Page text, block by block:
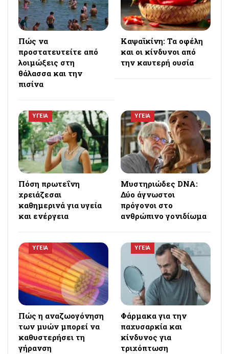
Πώς να
προστατευτείτε από
λοιμώξεις στη
θάλασσα και την
πισίνα
Καψαϊκίνη: Τα οφέλη
και οι κίνδυνοι από
την καυτερή ουσία
ΥΓΕΙΑ
Πόση πρωτεΐνη
χρειάζεσαι
καθημερινά για υγεία
και ενέργεια
ΥΓΕΙΑ
Μυστηριώδες DNA:
Δύο άγνωστοι
πρόγονοι στο
ανθρώπινο γονιδίωμα
ΥΓΕΙΑ
Πώς η αναζωογόνηση
των μυών μπορεί να
καθυστερήσει τη
γήρανση
ΥΓΕΙΑ
Φάρμακα για την
παχυσαρκία και
κίνδυνος για
τριχόπτωση